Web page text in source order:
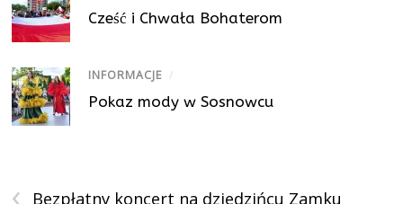
Cześć i Chwała Bohaterom
INFORMACJE /
Pokaz mody w Sosnowcu
‹
Bezpłatny koncert na dziedzińcu Zamku